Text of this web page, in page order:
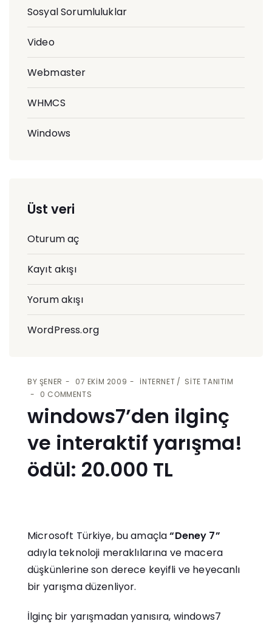
Sosyal Sorumluluklar
Video
Webmaster
WHMCS
Windows
Üst veri
Oturum aç
Kayıt akışı
Yorum akışı
WordPress.org
BY ŞENER 07 EKIM 2009 İNTERNET
SITE TANITIM
0 COMMENTS
windows7’den ilginç
ve interaktif yarışma!
ödül: 20.000 TL
Microsoft Türkiye, bu amaçla“Deney 7”
adıyla teknoloji meraklılarına ve macera
düşkünlerine son derece keyifli ve heyecanlı
bir yarışma düzenliyor.
İlginç bir yarışmadan yanısıra, windows7